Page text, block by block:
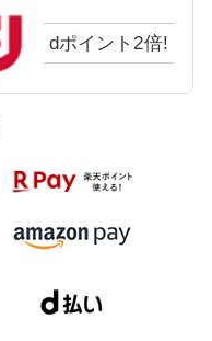
dポイント2倍!